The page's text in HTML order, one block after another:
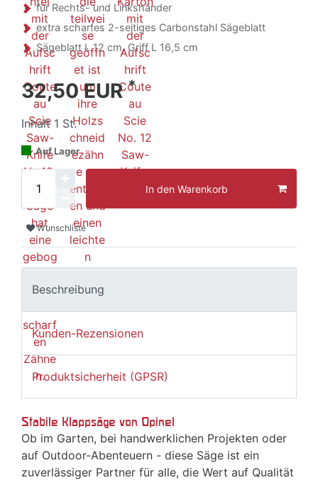
für Rechts- und Linkshänder
extra scharfes 2-seitiges Carbonstahl Sägeblatt
Sägeblatt L 12 cm, Griff L 16,5 cm
32,50 EUR*
Inhalt 1 St.
Auf Lager
In den Warenkorb
Wunschliste
Beschreibung
Kunden-Rezensionen
Produktsicherheit (GPSR)
Stabile Klappsäge von Opinel
Ob im Garten, bei handwerklichen Projekten oder
auf Outdoor-Abenteuern - diese Säge ist ein
zuverlässiger Partner für alle, die Wert auf Qualität